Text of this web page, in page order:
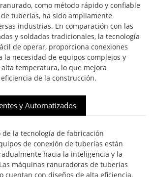
como método rápido y confiable
tuberías, ha sido ampliamente
industrias. En comparación con las
y soldadas tradicionales, la tecnología
de operar, proporciona conexiones
la necesidad de equipos complejos y
temperatura, lo que mejora
de la construcción.
y Automatizados
de la tecnología de fabricación
de conexión de tuberías están
hacia la inteligencia y la
máquinas ranuradoras de tuberías
cuentan con diseños de alta eficiencia,